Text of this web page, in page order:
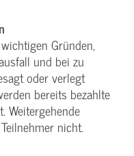
Gründen,
und bei zu
oder verlegt
bereits bezahlte
Weitergehende
nicht.